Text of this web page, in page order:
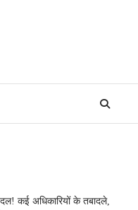
कई अधिकारियों के तबादले,